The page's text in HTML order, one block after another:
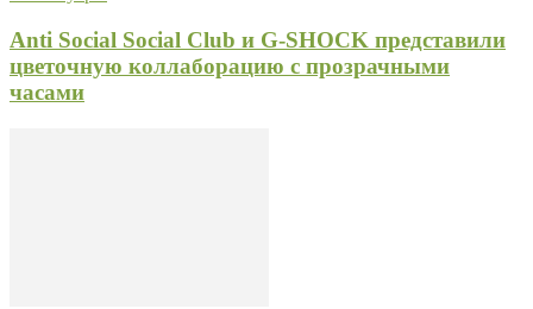
Anti Social Social Club и G-SHOCK представили
цветочную коллаборацию с прозрачными
часами